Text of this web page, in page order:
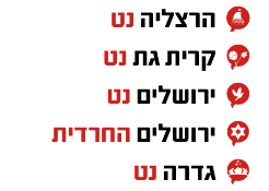
ב2017 - אור אינברום,
גבוה (עד אנדזי כיום).
חאתם עבד אלחמיד
בני הרצליה.
המינוי משתלב במהלך כולל
המנהל המקצועי של
מחלקת הנוער, קבוצת הנוער
ולטיפוח דור העתיד של